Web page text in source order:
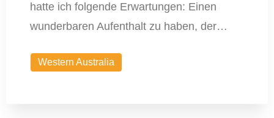
hatte ich folgende Erwartungen: Einen
wunderbaren Aufenthalt zu haben, der…
Western Australia